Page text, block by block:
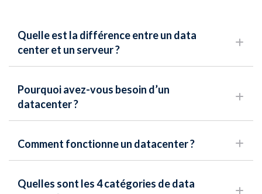
Quelle est la différence entre un data
center et un serveur ?
Pourquoi avez-vous besoin d’un
datacenter ?
Comment fonctionne un datacenter ?
Quelles sont les 4 catégories de data